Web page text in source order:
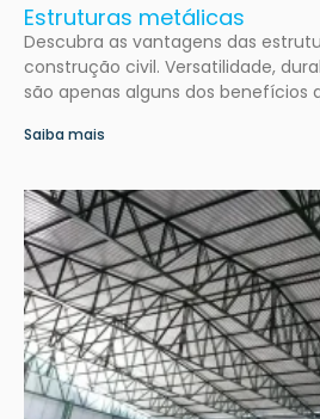
Estruturas metálicas
Descubra as vantagens das
construção civil. Versatilidade,
são apenas alguns dos benefícios
Saiba mais